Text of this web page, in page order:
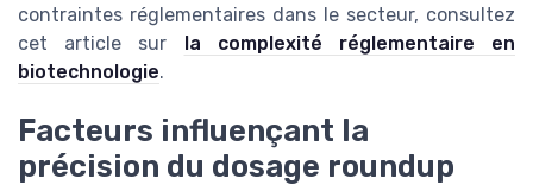
contraintes réglementaires dans le secteur, consultez
cet article sur la complexité réglementaire en
biotechnologie.
Facteurs influençant la
précision du dosage roundup